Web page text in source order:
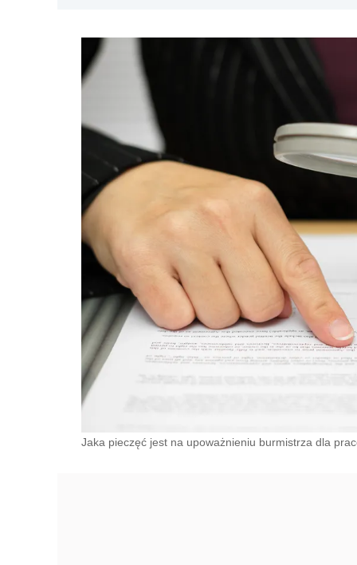
Jaka pieczęć jest na upoważnieniu burmistrza dla